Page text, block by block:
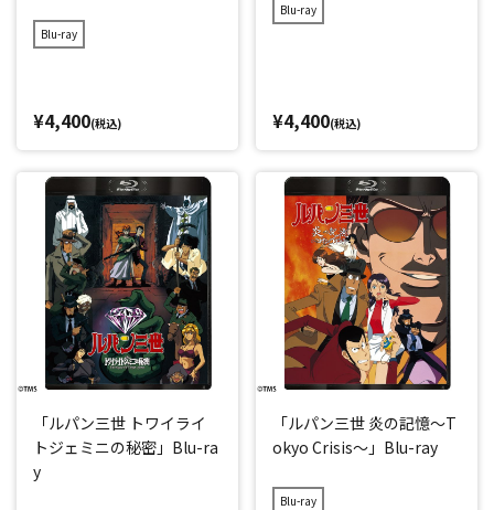
Blu-ray
¥4,400(税込)
Blu-ray
¥4,400(税込)
「ルパン三世 トワイライ
トジェミニの秘密」Blu-ra
y
「ルパン三世 炎の記憶～T
okyo Crisis～」Blu-ray
Blu-ray